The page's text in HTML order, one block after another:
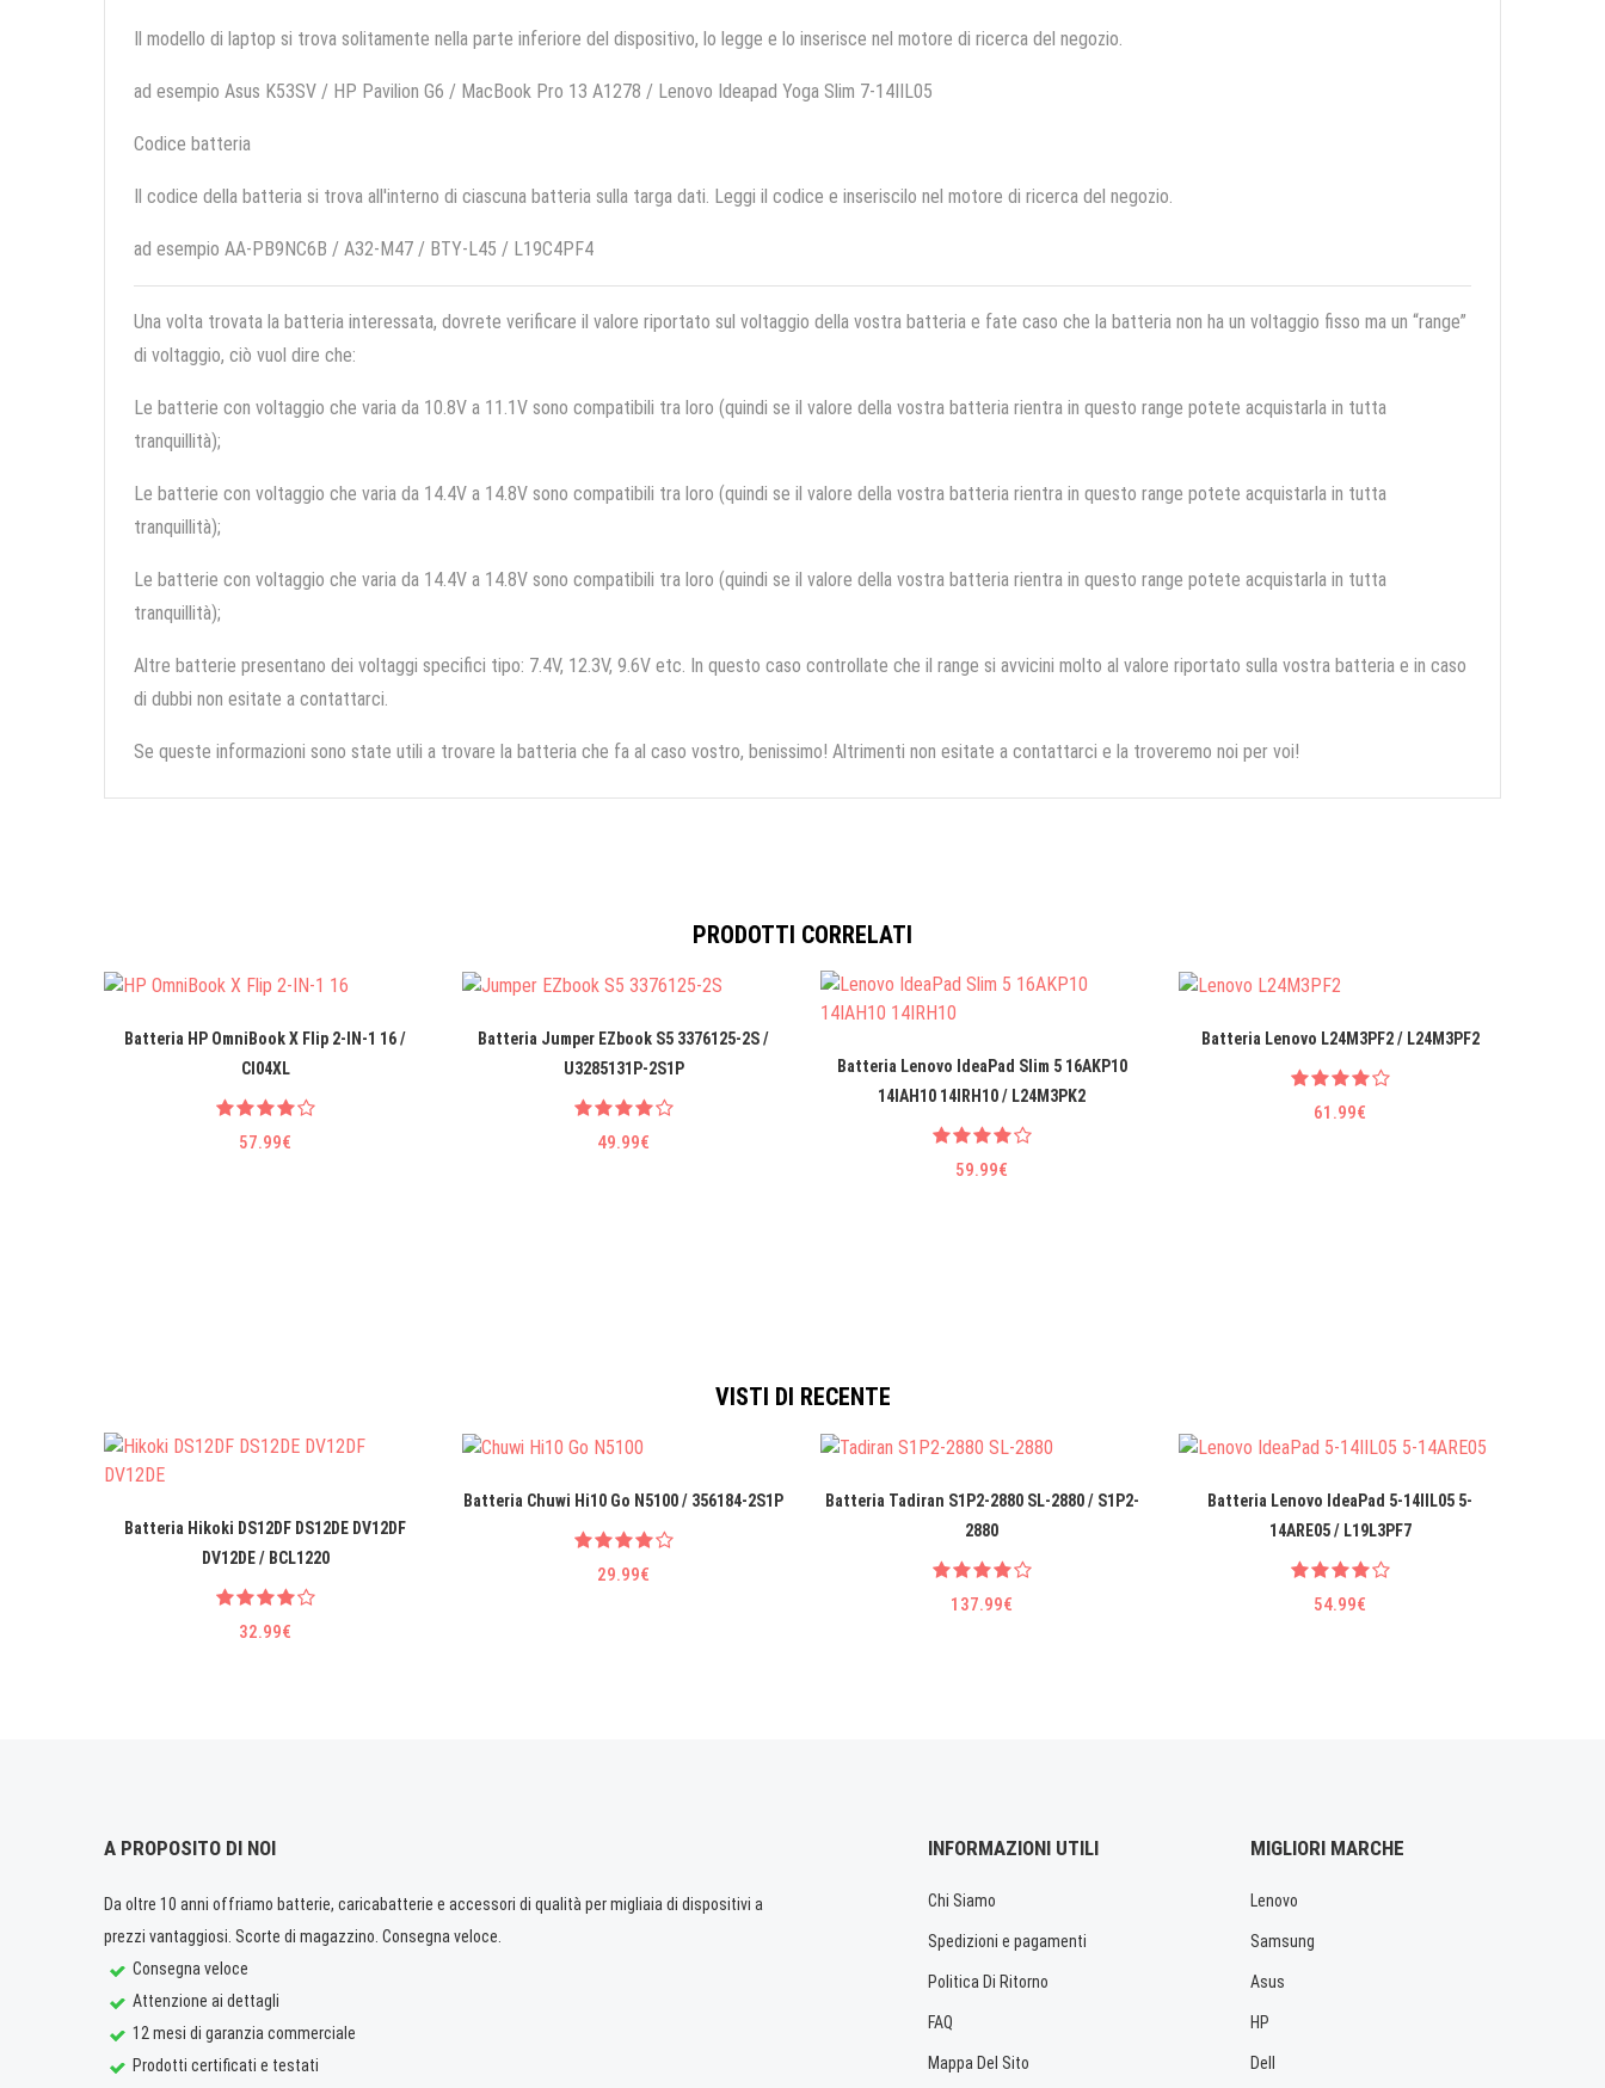
Il modello di laptop si trova solitamente nella parte inferiore del dispositivo, lo legge e lo inserisce nel motore di ricerca del negozio.
ad esempio Asus K53SV / HP Pavilion G6 / MacBook Pro 13 A1278 / Lenovo Ideapad Yoga Slim 7-14IIL05
Codice batteria
Il codice della batteria si trova all'interno di ciascuna batteria sulla targa dati. Leggi il codice e inseriscilo nel motore di ricerca del negozio.
ad esempio AA-PB9NC6B / A32-M47 / BTY-L45 / L19C4PF4
Una volta trovata la batteria interessata, dovrete verificare il valore riportato sul voltaggio della vostra batteria e fate caso che la batteria non ha un voltaggio fisso ma un “range”
di voltaggio, ciò vuol dire che:
Le batterie con voltaggio che varia da 10.8V a 11.1V sono compatibili tra loro (quindi se il valore della vostra batteria rientra in questo range potete acquistarla in tutta
tranquillità);
Le batterie con voltaggio che varia da 14.4V a 14.8V sono compatibili tra loro (quindi se il valore della vostra batteria rientra in questo range potete acquistarla in tutta
tranquillità);
Le batterie con voltaggio che varia da 14.4V a 14.8V sono compatibili tra loro (quindi se il valore della vostra batteria rientra in questo range potete acquistarla in tutta
tranquillità);
Altre batterie presentano dei voltaggi specifici tipo: 7.4V, 12.3V, 9.6V etc. In questo caso controllate che il range si avvicini molto al valore riportato sulla vostra batteria e in caso
di dubbi non esitate a contattarci.
Se queste informazioni sono state utili a trovare la batteria che fa al caso vostro, benissimo! Altrimenti non esitate a contattarci e la troveremo noi per voi!
PRODOTTI CORRELATI
Batteria HP OmniBook X Flip 2-IN-1 16 /
CI04XL
57.99€
Batteria Jumper EZbook S5 3376125-2S /
U3285131P-2S1P
49.99€
Batteria Lenovo IdeaPad Slim 5 16AKP10
14IAH10 14IRH10 / L24M3PK2
59.99€
Batteria Lenovo L24M3PF2 / L24M3PF2
61.99€
VISTI DI RECENTE
Batteria Hikoki DS12DF DS12DE DV12DF
DV12DE / BCL1220
32.99€
Batteria Chuwi Hi10 Go N5100 / 356184-2S1P
29.99€
Batteria Tadiran S1P2-2880 SL-2880 / S1P2-
2880
137.99€
Batteria Lenovo IdeaPad 5-14IIL05 5-
14ARE05 / L19L3PF7
54.99€
A PROPOSITO DI NOI
Da oltre 10 anni offriamo batterie, caricabatterie e accessori di qualità per migliaia di dispositivi a
prezzi vantaggiosi. Scorte di magazzino. Consegna veloce.
Consegna veloce
Attenzione ai dettagli
12 mesi di garanzia commerciale
Prodotti certificati e testati
INFORMAZIONI UTILI
Chi Siamo
Spedizioni e pagamenti
Politica Di Ritorno
FAQ
Mappa Del Sito
MIGLIORI MARCHE
Lenovo
Samsung
Asus
HP
Dell